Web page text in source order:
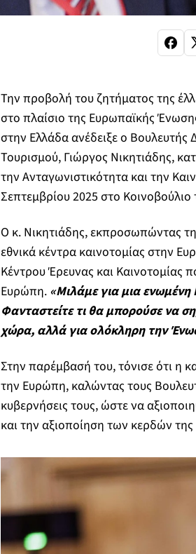
Την προβολή του ζητήματος της
στο πλαίσιο της Ευρωπαϊκής
στην Ελλάδα ανέδειξε ο
Τουρισμού, Γιώργος Νικητιάδης,
την Ανταγωνιστικότητα και την
Σεπτεμβρίου 2025 στο
Ο κ. Νικητιάδης, εκπροσωπώντας
εθνικά κέντρα καινοτομίας στην
Κέντρου Έρευνας και Καινοτομίας
Ευρώπη. «Μιλάμε για μια
Φανταστείτε τι θα μπορούσε να
χώρα, αλλά για ολόκληρη την
Στην παρέμβασή του, τόνισε ότι η
την Ευρώπη, καλώντας τους
κυβερνήσεις τους, ώστε να
και την αξιοποίηση των κερδών της